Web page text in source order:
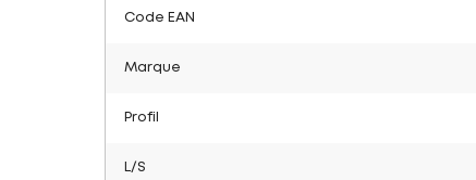
Code EAN
Marque
Profil
L/S